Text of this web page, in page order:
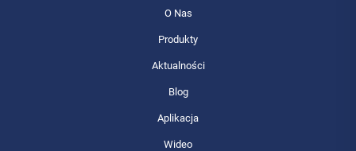
O Nas
Produkty
Aktualności
Blog
Aplikacja
Wideo